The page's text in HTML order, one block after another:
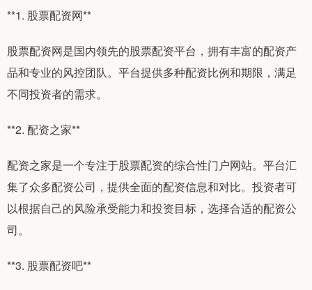
**1. 股票配资网**
股票配资网是国内领先的股票配资平台，拥有丰富的配资产
品和专业的风控团队。平台提供多种配资比例和期限，满足
不同投资者的需求。
**2. 配资之家**
配资之家是一个专注于股票配资的综合性门户网站。平台汇
集了众多配资公司，提供全面的配资信息和对比。投资者可
以根据自己的风险承受能力和投资目标，选择合适的配资公
司。
**3. 股票配资吧**